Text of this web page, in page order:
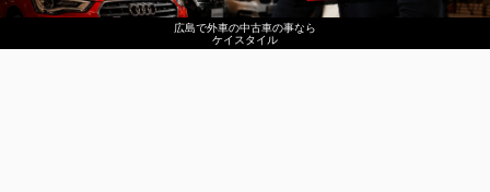
広島で外車の中古車の事なら
ケイスタイル